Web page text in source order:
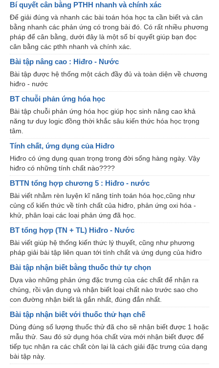
Bí quyết cân bằng PTHH nhanh và chính xác
Để giải đúng và nhanh các bài toán hóa học ta cần biết và cân
bằng nhanh các phản ứng có trong bài đó. Có rất nhiều phương
pháp để cân bằng, dưới đây là một số bí quyết giúp bạn đọc
cân bằng các pthh nhanh và chính xác.
Bài tập nâng cao : Hiđro - Nước
Bài tập được hệ thống một cách đầy đủ và toàn diện về chương
hiđro - nước
BT chuỗi phản ứng hóa học
Bài tập chuỗi phản ứng hóa học giúp học sinh nâng cao khả
năng tư duy logic đồng thời khắc sâu kiến thức hóa học trọng
tâm.
Tính chất, ứng dụng của Hiđro
Hiđro có ứng dụng quan trọng trong đời sống hàng ngày. Vậy
hiđro có những tính chất nào????
BTTN tổng hợp chương 5 : Hiđro - nước
Bài viết nhằm rèn luyện kĩ năng tính toán hóa học,cũng như
củng cố kiến thức về tính chất của hiđro, phản ứng oxi hóa -
khử, phân loại các loại phản ứng đã học.
BT tổng hợp (TN + TL) Hiđro - Nước
Bài viết giúp hệ thống kiến thức lý thuyết, cũng như phương
pháp giải bài tập liên quan tới tính chất và ứng dụng của hiđro
Bài tập nhận biết bằng thuốc thử tự chọn
Dựa vào những phản ứng đặc trưng của các chất để nhận ra
chúng, rồi vận dụng và nhận biết loại chất nào trước sao cho
con đường nhận biết là gắn nhất, đúng đắn nhất.
Bài tập nhận biết với thuốc thử hạn chế
Dùng đúng số lượng thuốc thử đã cho sẽ nhận biết được 1 hoặc
mẫu thử. Sau đó sử dụng hóa chất vừa mới nhận biết được để
tiếp tục nhận ra các chất còn lại là cách giải đặc trưng của dạng
bài tập này.